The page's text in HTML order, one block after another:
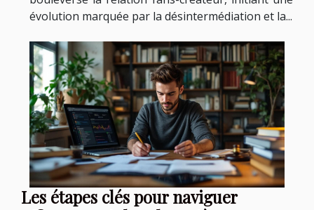
évolution marquée par la désintermédiation et la...
Les étapes clés pour naviguer